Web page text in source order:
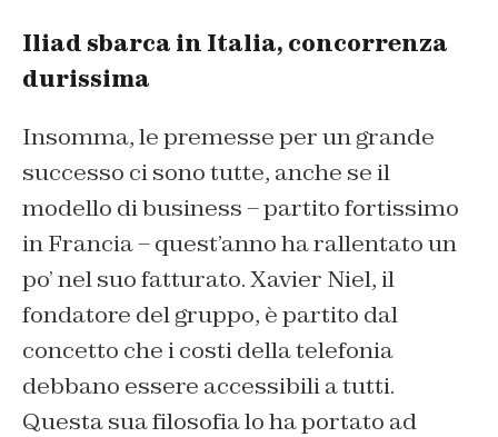
Iliad sbarca in Italia, concorrenza
durissima
Insomma, le premesse per un grande
successo ci sono tutte, anche se il
modello di business – partito fortissimo
in Francia – quest’anno ha rallentato un
po’ nel suo fatturato. Xavier Niel, il
fondatore del gruppo, è partito dal
concetto che i costi della telefonia
debbano essere accessibili a tutti.
Questa sua filosofia lo ha portato ad